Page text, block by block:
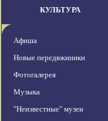
КУЛЬТУРА
Афиша
Новые передвжиники
Фотогалерея
Музыка
"Неизвестные" музеи